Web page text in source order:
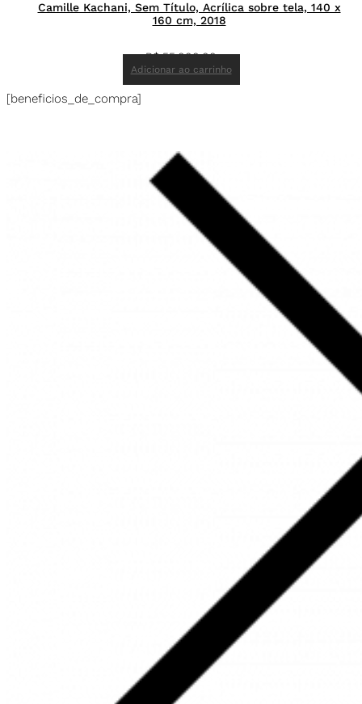
Camille Kachani, Sem Título, Acrílica sobre tela, 140 x
160 cm, 2018
R$55.000,00
Adicionar ao carrinho
[beneficios_de_compra]